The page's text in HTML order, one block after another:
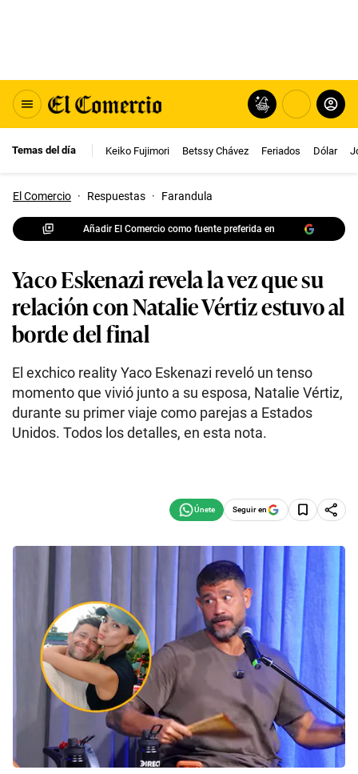
Temas del día Keiko Fujimori Betssy Chávez Feriados Dólar
El Comercio · Respuestas · Farandula
Añadir El Comercio como fuente preferida en
Yaco Eskenazi revela la vez que su
relación con Natalie Vértiz estuvo al
borde del final
El exchico reality Yaco Eskenazi reveló un tenso
momento que vivió junto a su esposa, Natalie Vértiz,
durante su primer viaje como parejas a Estados
Unidos. Todos los detalles, en esta nota.
Seguir en